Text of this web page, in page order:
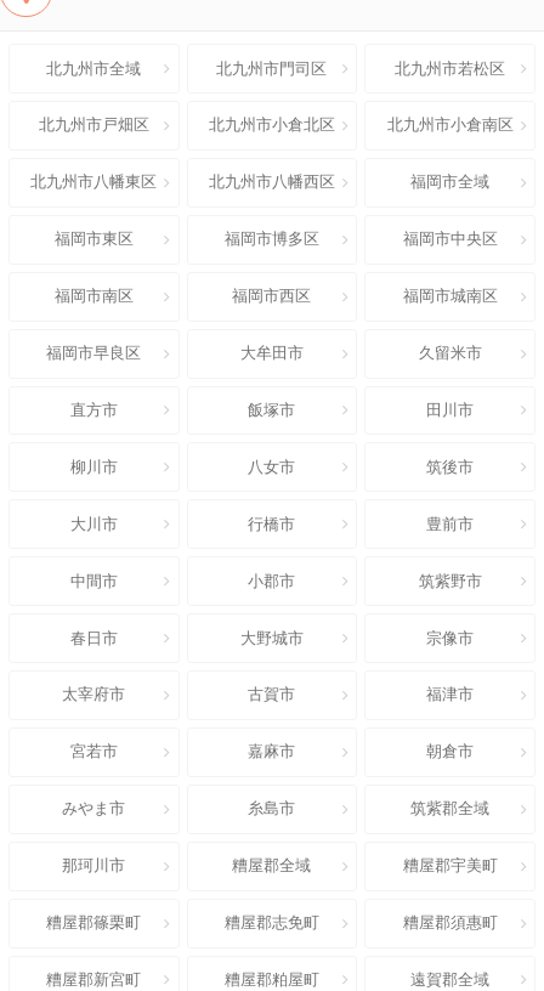
北九州市全域 北九州市門司区 北九州市若松区
北九州市戸畑区 北九州市小倉北区 北九州市小倉南区
北九州市八幡東区 北九州市八幡西区 福岡市全域
福岡市東区 福岡市博多区 福岡市中央区
福岡市南区 福岡市西区 福岡市城南区
福岡市早良区 大牟田市 久留米市
直方市 飯塚市 田川市
柳川市 八女市 筑後市
大川市 行橋市 豊前市
中間市 小郡市 筑紫野市
春日市 大野城市 宗像市
太宰府市 古賀市 福津市
宮若市 嘉麻市 朝倉市
みやま市 糸島市 筑紫郡全域
那珂川市 糟屋郡全域 糟屋郡宇美町
糟屋郡篠栗町 糟屋郡志免町 糟屋郡須惠町
糟屋郡新宮町 糟屋郡粕屋町 遠賀郡全域